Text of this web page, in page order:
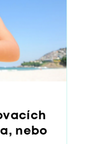
nebo